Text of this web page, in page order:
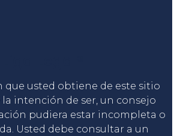
que usted obtiene de este sitio
la intención de ser, un consejo
pudiera estar incompleta o
Usted debe consultar a un